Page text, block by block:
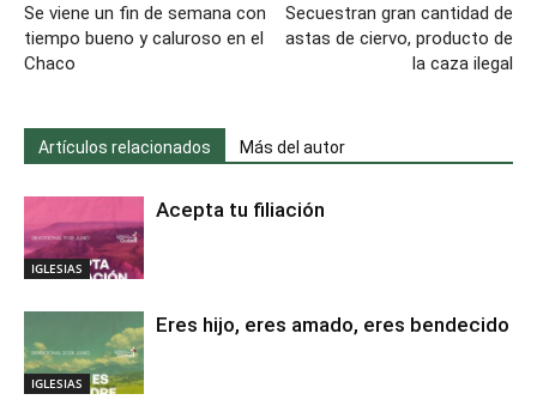
Se viene un fin de semana con
tiempo bueno y caluroso en el
Chaco
Secuestran gran cantidad de
astas de ciervo, producto de
la caza ilegal
Artículos relacionados Más del autor
IGLESIAS
Acepta tu filiación
IGLESIAS
Eres hijo, eres amado, eres bendecido